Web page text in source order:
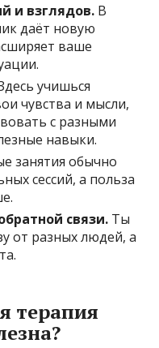
и взглядов. В
даёт новую
ваше
учишься
чувства и мысли,
с разными
навыки.
занятия обычно
сессий, а польза
связи. Ты
от разных людей, а
терапия